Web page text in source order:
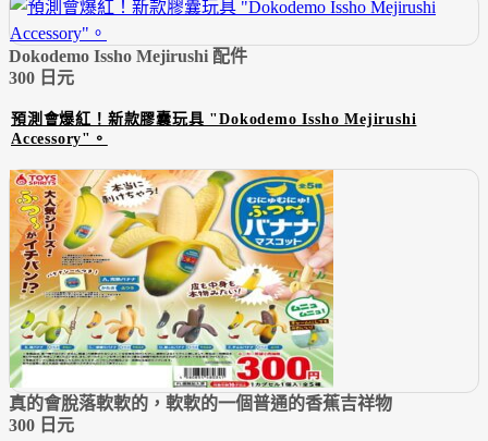
Dokodemo Issho Mejirushi 配件
300 日元
預測會爆紅！新款膠囊玩具 "Dokodemo Issho Mejirushi
Accessory"。
真的會脫落軟軟的，軟軟的一個普通的香蕉吉祥物
300 日元